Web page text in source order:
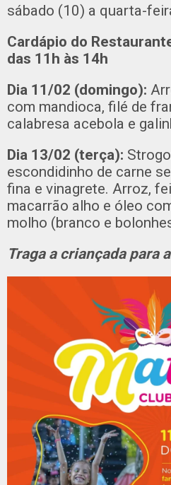
sábado (10) a quarta-
Cardápio do
das 11h às 14h
Dia 11/02 (domingo):
com mandioca, filé de
calabresa acebola e
Dia 13/02 (terça):
escondidinho de carne
fina e vinagrete. Arroz,
macarrão alho e óleo
molho (branco e
Traga a criançada para